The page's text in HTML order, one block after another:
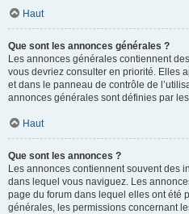
Haut
Que sont les annonces générales ?
Les annonces générales contiennent
vous devriez consulter en priorité. Elles
et dans le panneau de contrôle de
annonces générales sont définies par
Haut
Que sont les annonces ?
Les annonces contiennent souvent des
dans lequel vous naviguez. Les
page du forum dans lequel elles ont été
générales, les permissions concernant